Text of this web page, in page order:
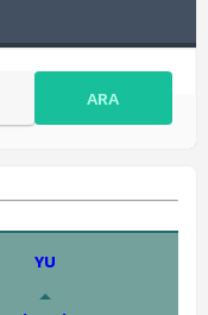
ARA
YU